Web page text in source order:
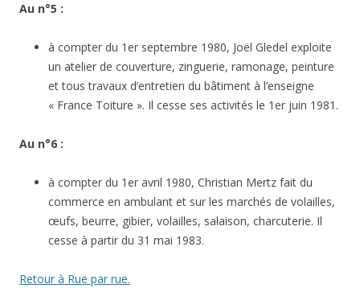
Au n°5 :
à compter du 1er septembre 1980, Joël Gledel exploite
un atelier de couverture, zinguerie, ramonage, peinture
et tous travaux d’entretien du bâtiment à l’enseigne
« France Toiture ». Il cesse ses activités le 1er juin 1981.
Au n°6 :
à compter du 1er avril 1980, Christian Mertz fait du
commerce en ambulant et sur les marchés de volailles,
œufs, beurre, gibier, volailles, salaison, charcuterie. Il
cesse à partir du 31 mai 1983.
Retour à Rue par rue.